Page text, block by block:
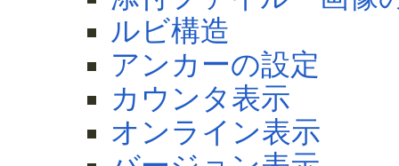
ルビ構造
アンカーの設定
カウンタ表示
オンライン表示